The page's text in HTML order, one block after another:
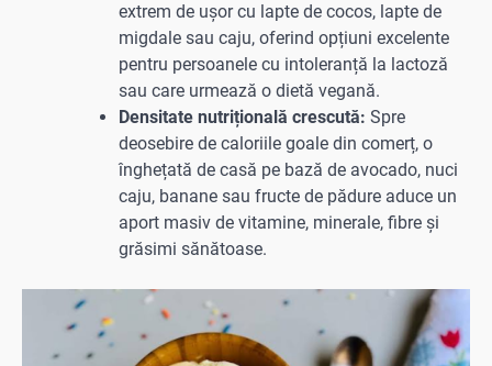
extrem de ușor cu lapte de cocos, lapte de
migdale sau caju, oferind opțiuni excelente
pentru persoanele cu intoleranță la lactoză
sau care urmează o dietă vegană.
Densitate nutrițională crescută: Spre
deosebire de caloriile goale din comerț, o
înghețată de casă pe bază de avocado, nuci
caju, banane sau fructe de pădure aduce un
aport masiv de vitamine, minerale, fibre și
grăsimi sănătoase.